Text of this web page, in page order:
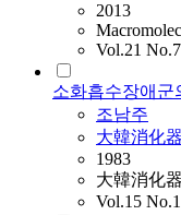
2013
Vol.21 No.7
소화흡수장애군
조남주
大韓消化
1983
大韓消化
Vol.15 No.1